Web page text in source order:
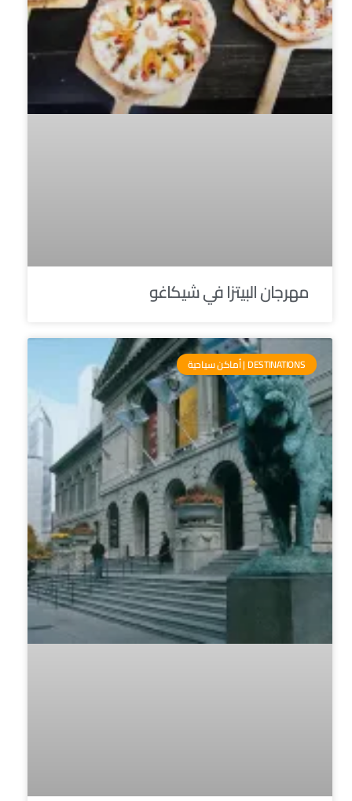
مهرجان البيتزا في شيكاغو
DESTINATIONS | أماكن سياحية